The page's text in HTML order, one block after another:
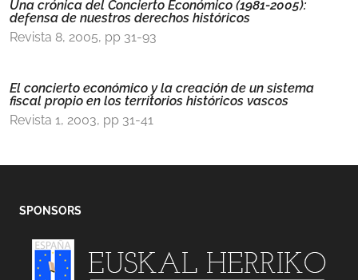
Una crónica del Concierto Económico (1981-2005):
defensa de nuestros derechos históricos
Revista 8, 2005, pp 31-93
El concierto económico y la creación de un sistema
fiscal propio en los territorios históricos vascos
Revista 1, 2003, pp 31-41
SPONSORS